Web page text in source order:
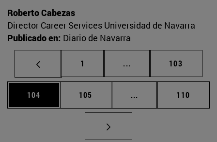
Roberto Cabezas
Director Career Services Universidad de Navarra
Publicado en: Diario de Navarra
Página
1 ... Páginas intermedias
Página
103
Página
104 Página
105 ... Páginas intermedias
Página
110